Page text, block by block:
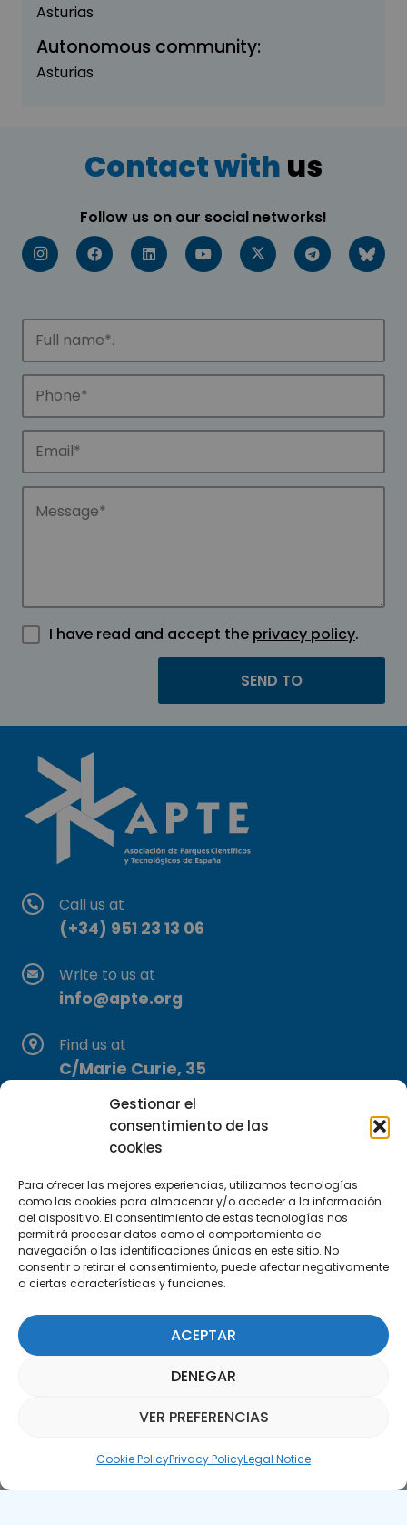
Gestionar el
consentimiento de las
cookies
Para ofrecer las mejores experiencias, utilizamos tecnologías
como las cookies para almacenar y/o acceder a la información
del dispositivo. El consentimiento de estas tecnologías nos
permitirá procesar datos como el comportamiento de
navegación o las identificaciones únicas en este sitio. No
consentir o retirar el consentimiento, puede afectar negativamente
a ciertas características y funciones.
ACEPTAR
DENEGAR
VER PREFERENCIAS
Cookie PolicyPrivacy PolicyLegal Notice
Asturias
Autonomous community:
Asturias
Contact with us
Follow us on our social networks!
I have read and accept the privacy policy.
Call us at
(+34) 951 23 13 06
Write to us at
info@apte.org
Find us at
C/Marie Curie, 35
29590 Campanillas, Málaga
Subscribe to our Newsletter
SUBSCRIBE HERE